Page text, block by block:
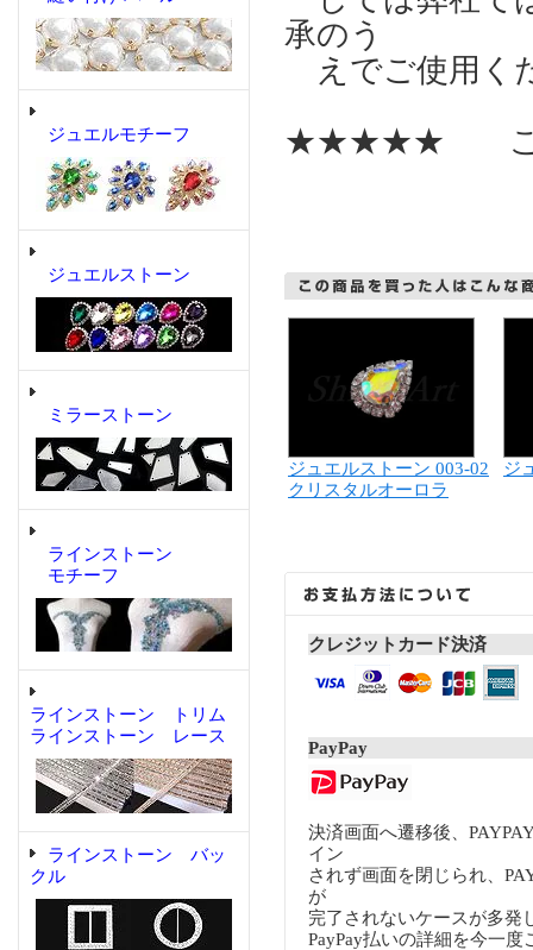
ジュエルモチーフ
ジュエルストーン
ミラーストーン
ラインストーン
モチーフ
ラインストーン トリム
ラインストーン レース
ラインストーン バッ
クル
承のう
えでご使用く
★★★★★ こ
ジュエルストーン 003-02
クリスタルオーロラ
ジ
クレジットカード決済
PayPay
決済画面へ遷移後、
イン
されず画面を閉じられ、
が
完了されないケースが多発
PayPay払いの詳細を今一度